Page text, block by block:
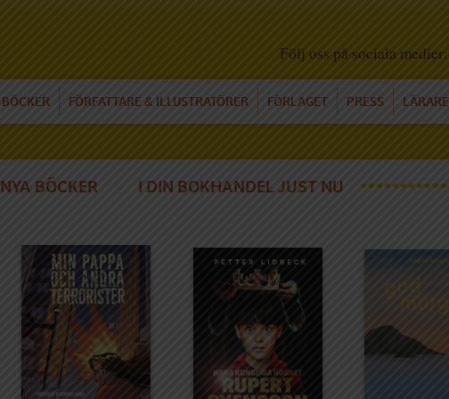
Följ oss på sociala medier:
BÖCKER FÖRFATTARE & ILLUSTRATÖRER FÖRLAGET PRESS LÄRARE
NYA BÖCKER I DIN BOKHANDEL JUST NU